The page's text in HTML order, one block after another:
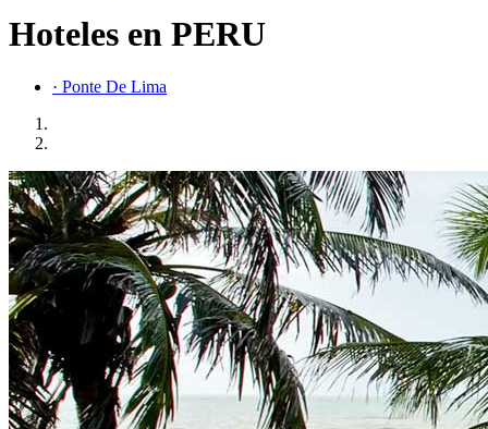
Hoteles en PERU
· Ponte De Lima